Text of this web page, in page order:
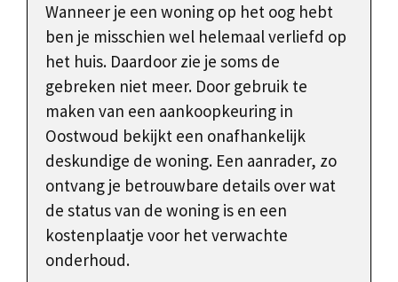
Wanneer je een woning op het oog hebt
ben je misschien wel helemaal verliefd op
het huis. Daardoor zie je soms de
gebreken niet meer. Door gebruik te
maken van een aankoopkeuring in
Oostwoud bekijkt een onafhankelijk
deskundige de woning. Een aanrader, zo
ontvang je betrouwbare details over wat
de status van de woning is en een
kostenplaatje voor het verwachte
onderhoud.